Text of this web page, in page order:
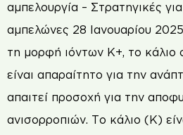
αμπελουργία – Στρατηγικές
αμπελώνες 28 Ιανουαρίου
τη μορφή ιόντων Κ+, το κάλιο
είναι απαραίτητο για την
απαιτεί προσοχή για την
ανισορροπιών. Το κάλιο (Κ)